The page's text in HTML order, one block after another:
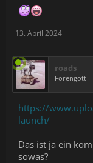
13. April 2024
roads
Forengott
https://
launch/
Das ist ja ein
sowas?